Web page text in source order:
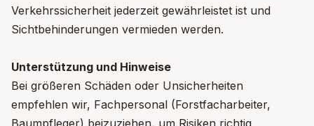
Verkehrssicherheit jederzeit gewährleistet ist und
Sichtbehinderungen vermieden werden.
Unterstützung und Hinweise
Bei größeren Schäden oder Unsicherheiten
empfehlen wir, Fachpersonal (Forstfacharbeiter,